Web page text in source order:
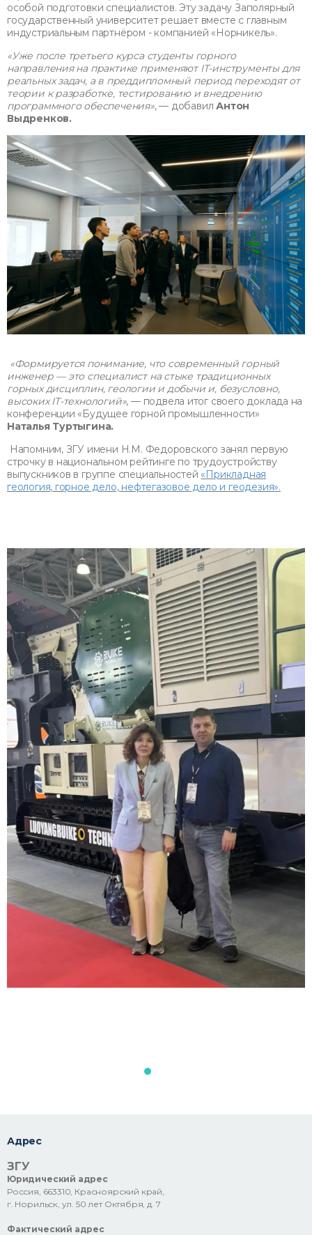
особой подготовки специалистов. Эту задачу Заполярный
государственный университет решает вместе с главным
индустриальным партнёром - компанией «Норникель».
«Уже после третьего курса студенты горного
направления на практике применяют IT-инструменты для
реальных задач, а в преддипломный период переходят от
теории к разработке, тестированию и внедрению
программного обеспечения», — добавилАнтон
Выдренков.
«Формируется понимание, что современный горный
инженер — это специалист на стыке традиционных
горных дисциплин, геологии и добычи и, безусловно,
высоких IT-технологий», — подвела итог своего доклада на
конференции «Будущее горной промышленности»
Наталья Туртыгина.
Напомним, ЗГУ имени Н.М. Федоровского занял первую
строчку в национальном рейтинге по трудоустройству
выпускников в группе специальностей «Прикладная
геология, горное дело, нефтегазовое дело и геодезия».
Адрес
ЗГУ
Юридический адрес
Россия, 663310, Красноярский край,
г. Норильск, ул. 50 лет Октября, д. 7
Фактический адрес